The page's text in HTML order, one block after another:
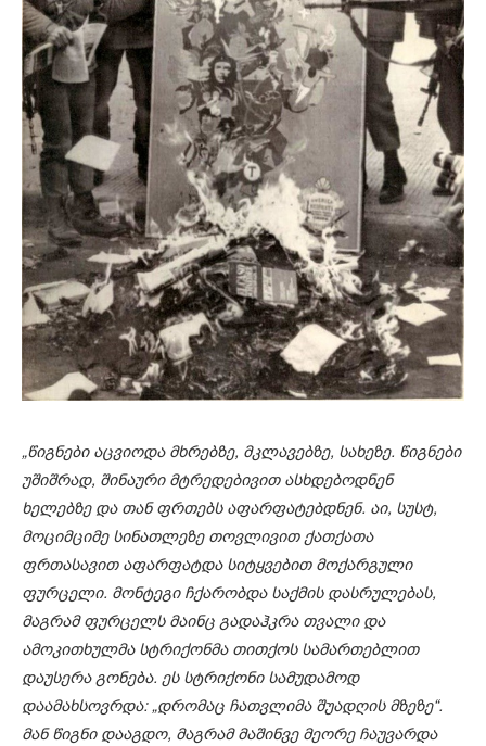
„წიგნები აცვიოდა მხრებზე, მკლავებზე, სახეზე. წიგნები
უშიშრად, შინაური მტრედებივით ასხდებოდნენ
ხელებზე და თან ფრთებს აფარფატებდნენ. აი, სუსტ,
მოციმციმე სინათლეზე თოვლივით ქათქათა
ფრთასავით აფარფატდა სიტყვებით მოქარგული
ფურცელი. მონტეგი ჩქარობდა საქმის დასრულებას,
მაგრამ ფურცელს მაინც გადაჰკრა თვალი და
ამოკითხულმა სტრიქონმა თითქოს სამართებლით
დაუსერა გონება. ეს სტრიქონი სამუდამოდ
დაამახსოვრდა: „დრომაც ჩათვლიმა შუადღის მზეზე“.
მან წიგნი დააგდო, მაგრამ მაშინვე მეორე ჩაუვარდა